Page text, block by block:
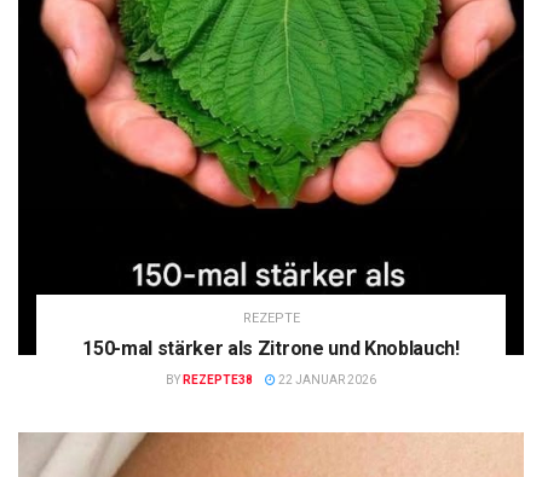
REZEPTE
150-mal stärker als Zitrone und Knoblauch!
BY REZEPTE38 22 JANUAR 2026